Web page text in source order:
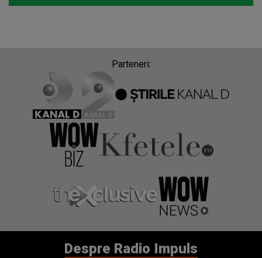
Parteneri:
Despre Radio Impuls